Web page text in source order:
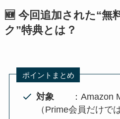
🆕 今回追加された“無
ク”特典とは？
ポイントまとめ
対象 ：Amazon
（Prime会員だけで